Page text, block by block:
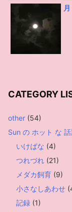
CATEGORY
other (54)
Sun の ホット な 話
いけばな (4)
つれづれ (21)
メダカ飼育 (9)
小さなしあわせ
記録 (1)